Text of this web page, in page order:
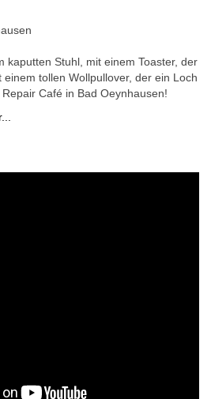
kaputten Stuhl, mit einem Toaster, der
tollen Wollpullover, der ein Loch
Café in Bad Oeynhausen!